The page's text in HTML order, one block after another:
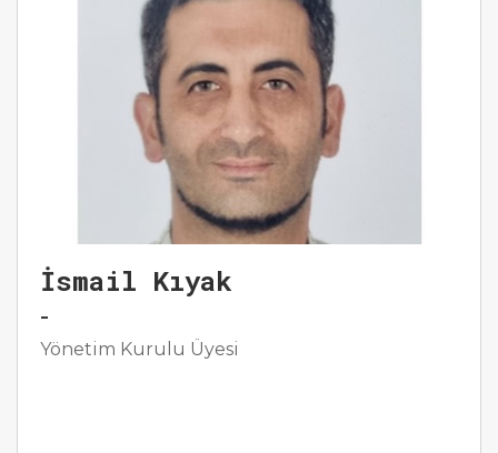
İsmail Kıyak
-
Yönetim Kurulu Üyesi